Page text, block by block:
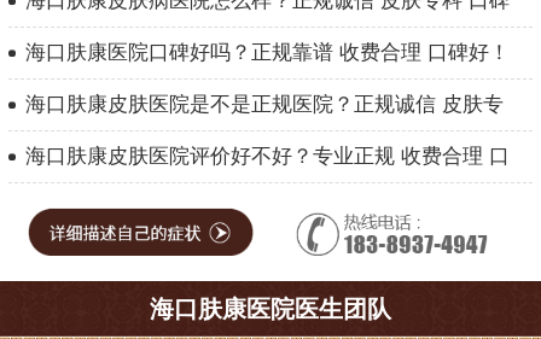
海口肤康医院口碑好吗？正规靠谱 收费合理 口碑好！
海口肤康皮肤医院是不是正规医院？正规诚信 皮肤专
海口肤康皮肤医院评价好不好？专业正规 收费合理 口
海口肤康医院医生团队